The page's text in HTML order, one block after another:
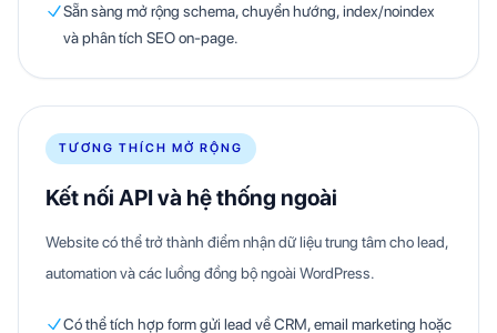
Sẵn sàng mở rộng schema, chuyển hướng, index/noindex
và phân tích SEO on-page.
TƯƠNG THÍCH MỞ RỘNG
Kết nối API và hệ thống ngoài
Website có thể trở thành điểm nhận dữ liệu trung tâm cho lead,
automation và các luồng đồng bộ ngoài WordPress.
Có thể tích hợp form gửi lead về CRM, email marketing hoặc